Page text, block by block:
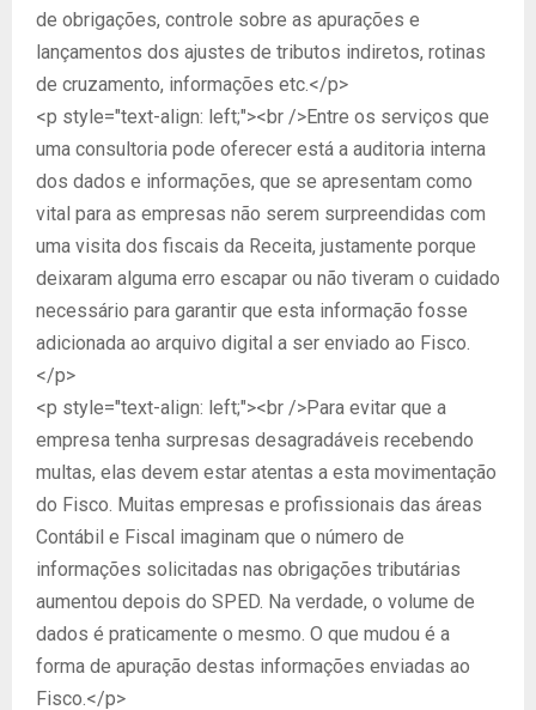
de obrigações, controle sobre as apurações e
lançamentos dos ajustes de tributos indiretos, rotinas
de cruzamento, informações etc.</p>
<p style="text-align: left;"><br />Entre os serviços que
uma consultoria pode oferecer está a auditoria interna
dos dados e informações, que se apresentam como
vital para as empresas não serem surpreendidas com
uma visita dos fiscais da Receita, justamente porque
deixaram alguma erro escapar ou não tiveram o cuidado
necessário para garantir que esta informação fosse
adicionada ao arquivo digital a ser enviado ao Fisco.
</p>
<p style="text-align: left;"><br />Para evitar que a
empresa tenha surpresas desagradáveis recebendo
multas, elas devem estar atentas a esta movimentação
do Fisco. Muitas empresas e profissionais das áreas
Contábil e Fiscal imaginam que o número de
informações solicitadas nas obrigações tributárias
aumentou depois do SPED. Na verdade, o volume de
dados é praticamente o mesmo. O que mudou é a
forma de apuração destas informações enviadas ao
Fisco.</p>